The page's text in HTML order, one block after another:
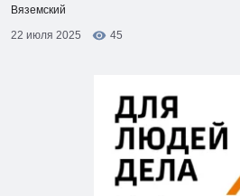
Вяземский
22 июля 2025
45